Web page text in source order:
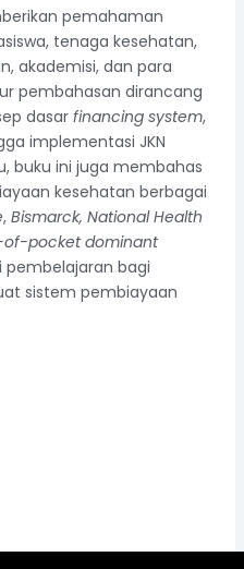
pemahaman
tenaga kesehatan,
akademisi, dan para
pembahasan dirancang
dasar financing system,
implementasi JKN
buku ini juga membahas
kesehatan berbagai
, Bismarck, National Health
pocket dominant
bagi
sistem pembiayaan